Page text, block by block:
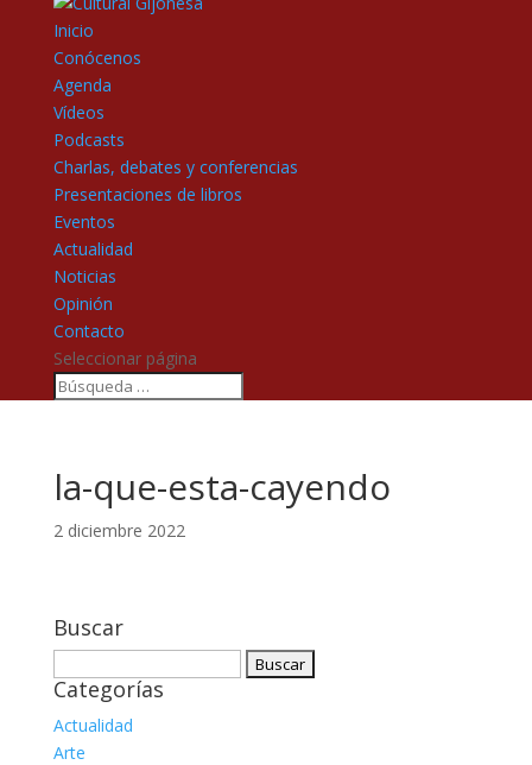
Inicio
Conócenos
Agenda
Vídeos
Podcasts
Charlas, debates y conferencias
Presentaciones de libros
Eventos
Actualidad
Noticias
Opinión
Contacto
Seleccionar página
la-que-esta-cayendo
2 diciembre 2022
Buscar
Categorías
Actualidad
Arte